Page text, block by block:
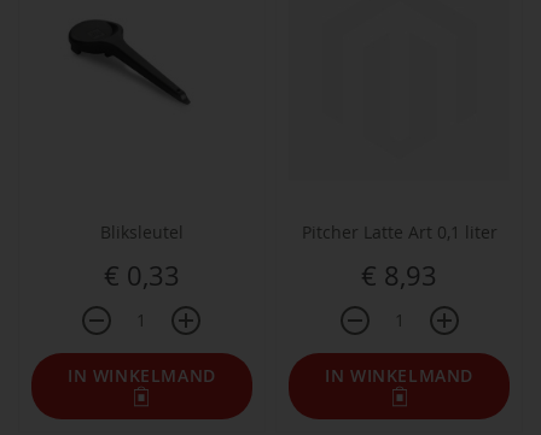
Bliksleutel
€ 0,33
IN WINKELMAND
Pitcher Latte Art 0,1 liter
€ 8,93
IN WINKELMAND